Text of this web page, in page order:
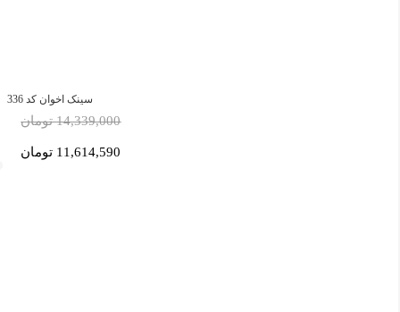
سینک اخوان کد 336
14,339,000 تومان
11,614,590 تومان